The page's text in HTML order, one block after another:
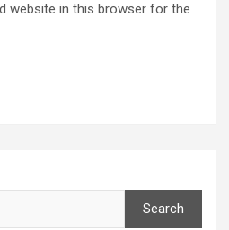
website in this browser for the
Search